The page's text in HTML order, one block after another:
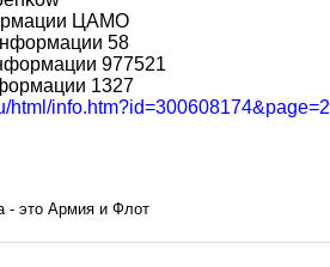
ЦАМО
58
977521
1327
html/info.htm?id=300608174&page=2
- это Армия и Флот